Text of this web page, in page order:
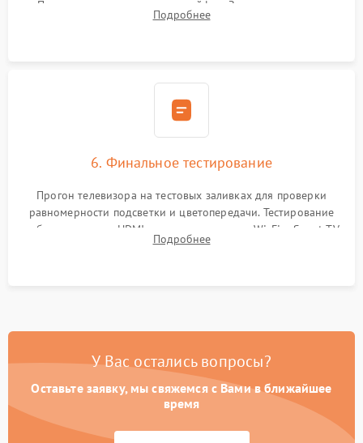
Подключение внутренних шлейфов. Закрытие корпуса.
Сброс настроек и обновление программного обеспечения.
Подробнее
6. Финальное тестирование
Прогон телевизора на тестовых заливках для проверки
равномерности подсветки и цветопередачи. Тестирование
работы разъемов HDMI, динамиков, модуля Wi-Fi и Smart TV
в рабочем режиме в течение нескольких часов.
Подробнее
У Вас остались вопросы?
Оставьте заявку, мы свяжемся с Вами в ближайшее
время